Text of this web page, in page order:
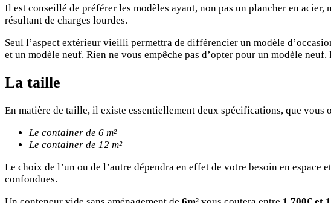
Il est conseillé de préférer les modèles ayant, non pas un plancher en
résultant de charges lourdes.
Seul l’aspect extérieur vieilli permettra de différencier un modèle
et un modèle neuf. Rien ne vous empêche pas d’opter pour un modèle
La taille
En matière de taille, il existe essentiellement deux spécifications, que vous
Le container de 6 m²
Le container de 12 m²
Le choix de l’un ou de l’autre dépendra en effet de votre besoin en espace
confondues.